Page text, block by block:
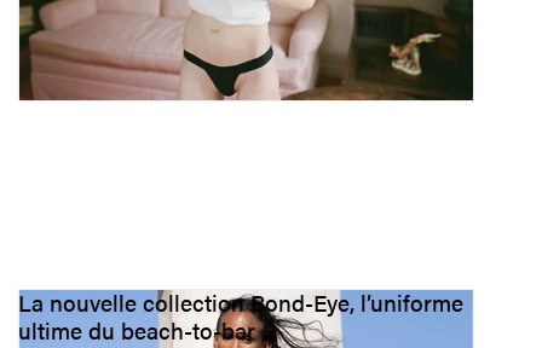
La nouvelle collection Bond-Eye, l’uniforme
ultime du beach-to-bar